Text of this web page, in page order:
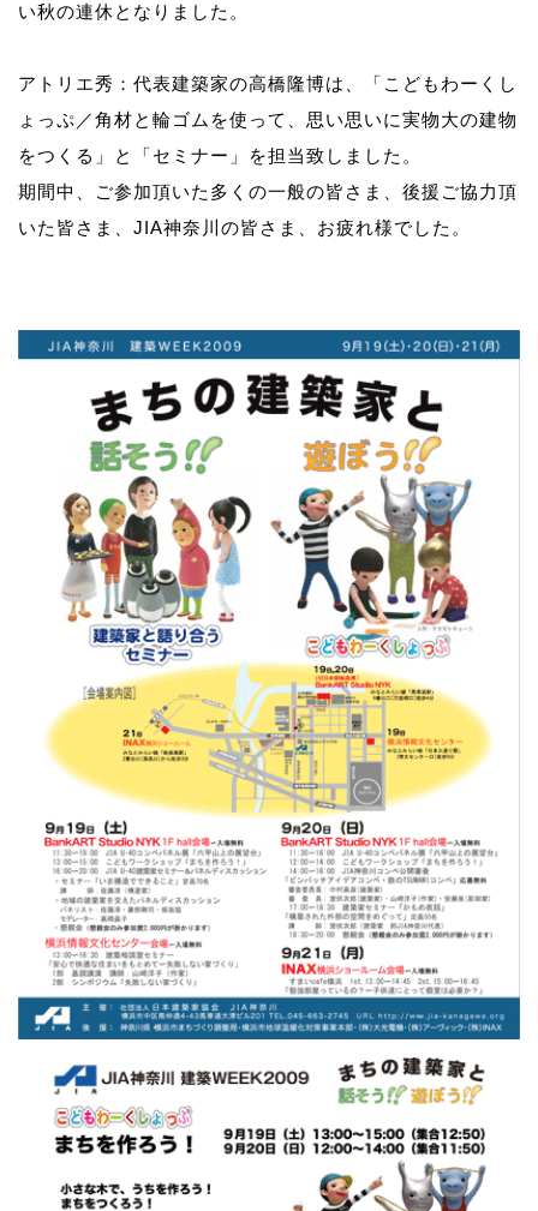
い秋の連休となりました。
アトリエ秀：代表建築家の高橋隆博は、「こどもわーくし
ょっぷ／角材と輪ゴムを使って、思い思いに実物大の建物
をつくる」と「セミナー」を担当致しました。
期間中、ご参加頂いた多くの一般の皆さま、後援ご協力頂
いた皆さま、JIA神奈川の皆さま、お疲れ様でした。